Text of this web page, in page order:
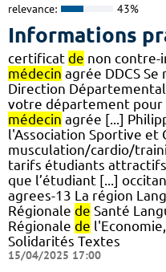
relevance: 43%
Informations
certificat de non contre-
médecin agrée DDCS
Direction
votre département pour
médecin agrée [...]
l'Association Sportive et
musculation/cardio/
tarifs étudiants
que l’étudiant [...]
agrees-13 La région
Régionale de Santé
Régionale de l'Economie,
Solidarités Textes
15/04/2025 17:00